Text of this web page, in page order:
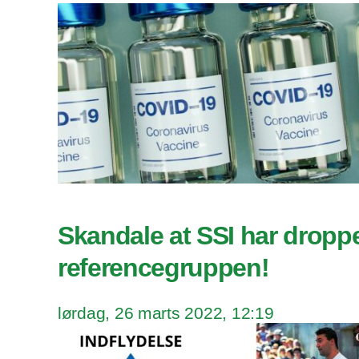
Skandale at SSI har
referencegruppen!
lørdag, 26 marts 2022, 12:19